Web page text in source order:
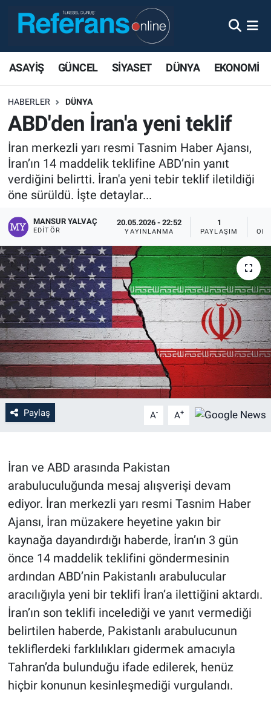
ASAYİŞ GÜNCEL SİYASET DÜNYA EKONOMİ
HABERLER DÜNYA
ABD'den İran'a yeni teklif
İran merkezli yarı resmi Tasnim Haber Ajansı,
İran’ın 14 maddelik teklifine ABD’nin yanıt
verdiğini belirtti. İran'a yeni tebir teklif iletildiği
öne sürüldü. İşte detaylar...
MANSUR YALVAÇ
EDITÖR
20.05.2026 - 22:52
YAYINLANMA
1
PAYLAŞIM
Paylaş A- A+
İran ve ABD arasında Pakistan
arabuluculuğunda mesaj alışverişi devam
ediyor. İran merkezli yarı resmi Tasnim Haber
Ajansı, İran müzakere heyetine yakın bir
kaynağa dayandırdığı haberde, İran’ın 3 gün
önce 14 maddelik teklifini göndermesinin
ardından ABD’nin Pakistanlı arabulucular
aracılığıyla yeni bir teklifi İran’a ilettiğini aktardı.
İran’ın son teklifi incelediği ve yanıt vermediği
belirtilen haberde, Pakistanlı arabulucunun
tekliflerdeki farklılıkları gidermek amacıyla
Tahran’da bulunduğu ifade edilerek, henüz
hiçbir konunun kesinleşmediği vurgulandı.